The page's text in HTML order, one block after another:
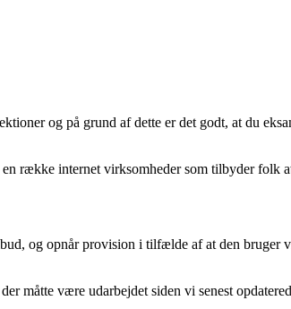
og på grund af dette er det godt, at du
række internet virksomheder som tilbyder folk
og opnår provision i tilfælde af at den bruger
måtte være udarbejdet siden vi senest